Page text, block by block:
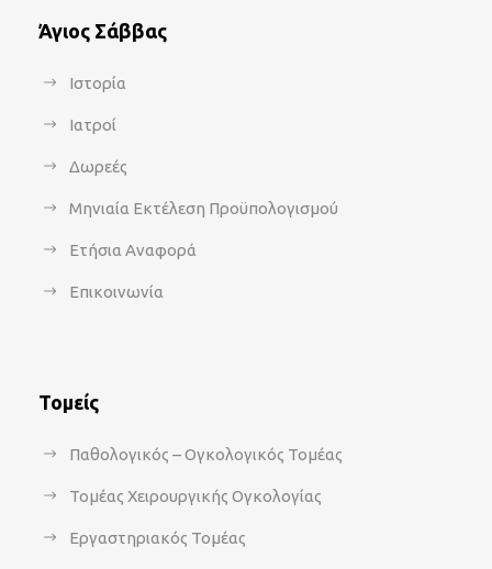
Άγιος Σάββας
Ιστορία
Ιατροί
Δωρεές
Μηνιαία Εκτέλεση Προϋπολογισμού
Ετήσια Αναφορά
Επικοινωνία
Τομείς
Παθολογικός – Ογκολογικός Τομέας
Τομέας Χειρουργικής Ογκολογίας
Εργαστηριακός Τομέας